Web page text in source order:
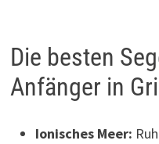
Die besten
Anfänger in
Ionisches Meer: